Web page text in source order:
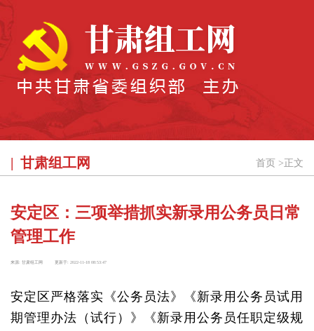
甘肃组工网 首页 > 正文
安定区：三项举措抓实新录用公务员日常
管理工作
来源: 甘肃组工网 更新于: 2022-11-18 08:53:47
安定区严格落实《公务员法》《新录用公务员试用
期管理办法（试行）》《新录用公务员任职定级规